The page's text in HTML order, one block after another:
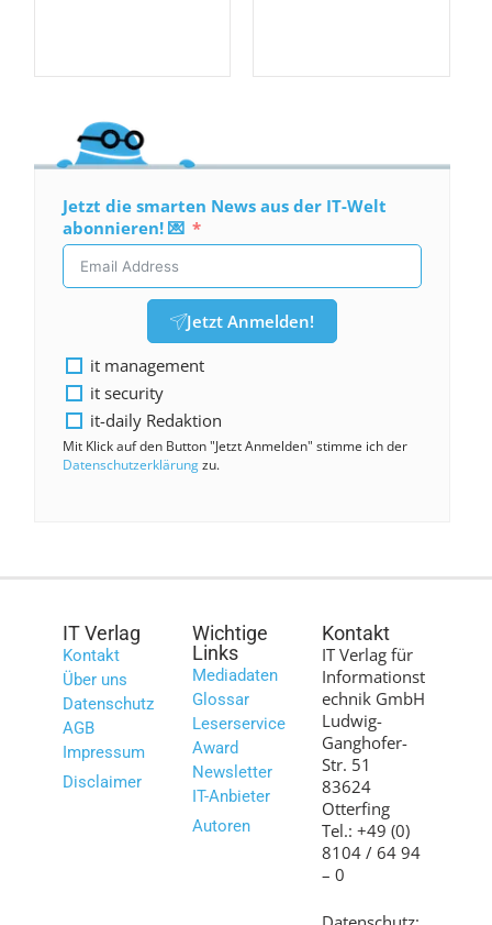
Jetzt die smarten News aus der IT-Welt
abonnieren! 💌
Jetzt Anmelden!
it management
it security
it-daily Redaktion
Mit Klick auf den Button "Jetzt Anmelden" stimme ich der
Datenschutzerklärungzu.
IT Verlag
Kontakt
Über uns
Datenschutz
AGB
Impressum
Disclaimer
Wichtige
Links
Mediadaten
Glossar
Leserservice
Award
Newsletter
IT-Anbieter
Autoren
Kontakt
IT Verlag für
Informationst
echnik GmbH
Ludwig-
Ganghofer-
Str. 51
83624
Otterfing
Tel.: +49 (0)
8104 / 64 94
– 0